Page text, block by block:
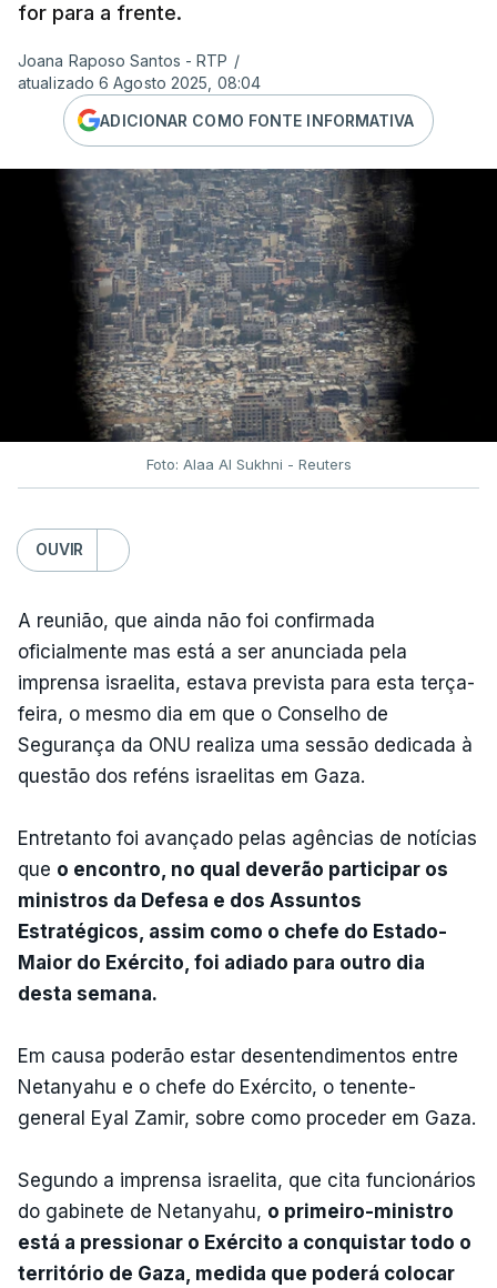
for para a frente.
Joana Raposo Santos - RTP /
atualizado 6 Agosto 2025, 08:04
ADICIONAR COMO FONTE INFORMATIVA
Foto: Alaa Al Sukhni - Reuters
OUVIR
A reunião, que ainda não foi confirmada
oficialmente mas está a ser anunciada pela
imprensa israelita, estava prevista para esta terça-
feira, o mesmo dia em que o Conselho de
Segurança da ONU realiza uma sessão dedicada à
questão dos reféns israelitas em Gaza.
Entretanto foi avançado pelas agências de notícias
que o encontro, no qual deverão participar os
ministros da Defesa e dos Assuntos
Estratégicos, assim como o chefe do Estado-
Maior do Exército, foi adiado para outro dia
desta semana.
Em causa poderão estar desentendimentos entre
Netanyahu e o chefe do Exército, o tenente-
general Eyal Zamir, sobre como proceder em Gaza.
Segundo a imprensa israelita, que cita funcionários
do gabinete de Netanyahu, o primeiro-ministro
está a pressionar o Exército a conquistar todo o
território de Gaza, medida que poderá colocar